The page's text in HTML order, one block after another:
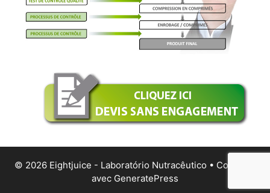
© 2026 Eightjuice - Laboratório Nutracêutico • Construit
avec GeneratePress